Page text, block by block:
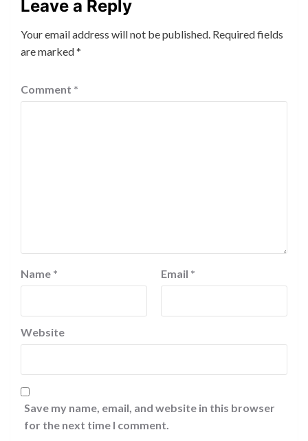
Leave a Reply
Your email address will not be published. Required fields
are marked*
Comment *
Name * Email *
Website
Save my name, email, and website in this browser
for the next time I comment.